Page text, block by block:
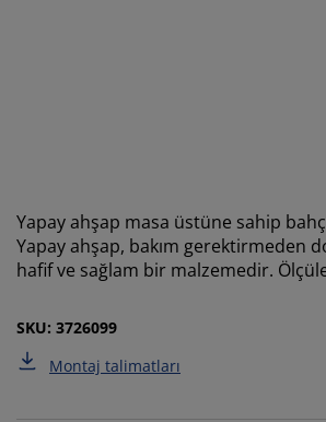
Yapay ahşap masa üstüne sahip
Yapay ahşap, bakım gerektirmeden
hafif ve sağlam bir malzemedir.
SKU: 3726099
Montaj talimatları